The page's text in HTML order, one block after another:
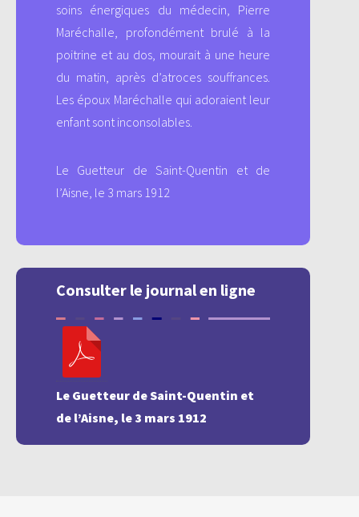
soins énergiques du médecin, Pierre
Maréchalle, profondément brulé à la
poitrine et au dos, mourait à une heure
du matin, après d’atroces souffrances.
Les époux Maréchalle qui adoraient leur
enfant sont inconsolables.
Le Guetteur de Saint-Quentin et de
l’Aisne, le 3 mars 1912
Consulter le journal en ligne
Le Guetteur de Saint-Quentin et
de l’Aisne, le 3 mars 1912